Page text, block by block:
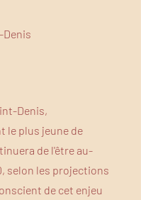
Denis
Denis,
le plus jeune de
de l'être au-
selon les projections
de cet enjeu